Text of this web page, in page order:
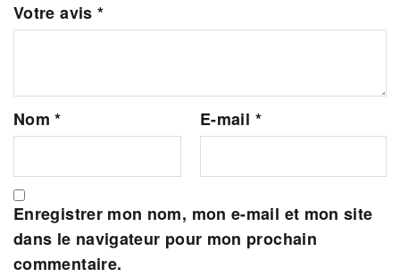
Votre avis *
Nom* E-mail *
Enregistrer mon nom, mon e-mail et mon site
dans le navigateur pour mon prochain
commentaire.